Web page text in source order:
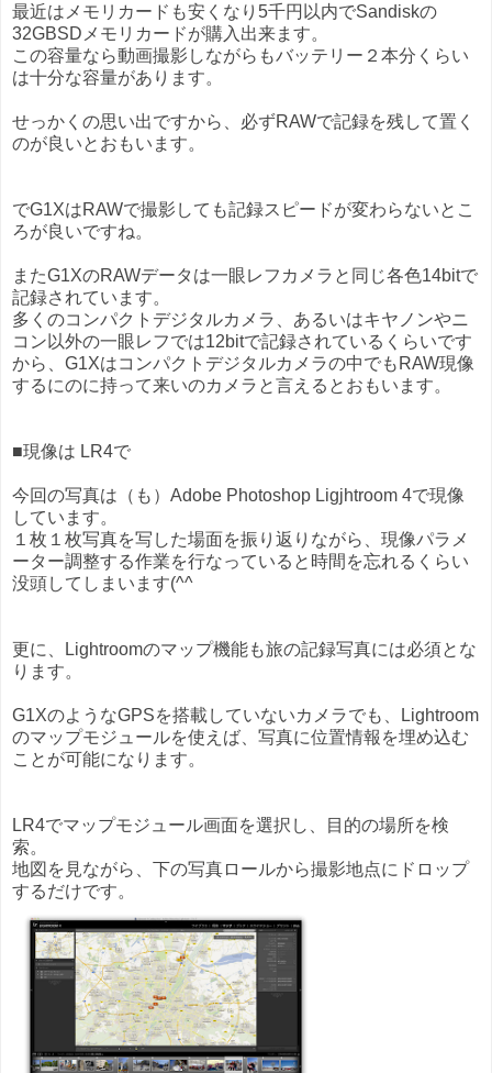
最近はメモリカードも安くなり5千円以内でSandiskの
32GBSDメモリカードが購入出来ます。
この容量なら動画撮影しながらもバッテリー２本分くらい
は十分な容量があります。
せっかくの思い出ですから、必ずRAWで記録を残して置く
のが良いとおもいます。
でG1XはRAWで撮影しても記録スピードが変わらないとこ
ろが良いですね。
またG1XのRAWデータは一眼レフカメラと同じ各色14bitで
記録されています。
多くのコンパクトデジタルカメラ、あるいはキヤノンやニ
コン以外の一眼レフでは12bitで記録されているくらいです
から、G1Xはコンパクトデジタルカメラの中でもRAW現像
するにのに持って来いのカメラと言えるとおもいます。
■現像は LR4で
今回の写真は（も）Adobe Photoshop Ligjhtroom 4で現像
しています。
１枚１枚写真を写した場面を振り返りながら、現像パラメ
ーター調整する作業を行なっていると時間を忘れるくらい
没頭してしまいます(^^
更に、Lightroomのマップ機能も旅の記録写真には必須とな
ります。
G1XのようなGPSを搭載していないカメラでも、Lightroom
のマップモジュールを使えば、写真に位置情報を埋め込む
ことが可能になります。
LR4でマップモジュール画面を選択し、目的の場所を検
索。
地図を見ながら、下の写真ロールから撮影地点にドロップ
するだけです。